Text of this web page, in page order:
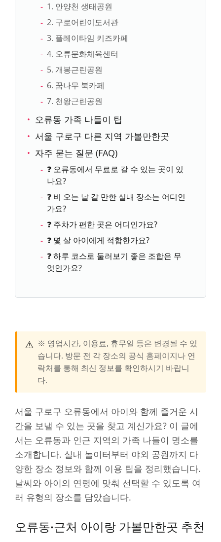
1. 안양천 생태공원
2. 구로어린이도서관
3. 플레이타임 키즈카페
4. 오류문화체육센터
5. 개봉근린공원
6. 꿈나무 북카페
7. 천왕근린공원
오류동 가족 나들이 팁
서울 구로구 다른 지역 가볼만한곳
자주 묻는 질문 (FAQ)
❓ 오류동에서 무료로 갈 수 있는 곳이 있
나요?
❓ 비 오는 날 갈 만한 실내 장소는 어디인
가요?
❓ 주차가 편한 곳은 어디인가요?
❓ 몇 살 아이에게 적합한가요?
❓ 하루 코스로 둘러보기 좋은 조합은 무
엇인가요?
⚠️ ※ 영업시간, 이용료, 휴무일 등은 변경될 수 있
습니다. 방문 전 각 장소의 공식 홈페이지나 연
락처를 통해 최신 정보를 확인하시기 바랍니
다.
서울 구로구 오류동에서 아이와 함께 즐거운 시
간을 보낼 수 있는 곳을 찾고 계신가요? 이 글에
서는 오류동과 인근 지역의 가족 나들이 명소를
소개합니다. 실내 놀이터부터 야외 공원까지 다
양한 장소 정보와 함께 이용 팁을 정리했습니다.
날씨와 아이의 연령에 맞춰 선택할 수 있도록 여
러 유형의 장소를 담았습니다.
오류동·근처 아이랑 가볼만한곳 추천